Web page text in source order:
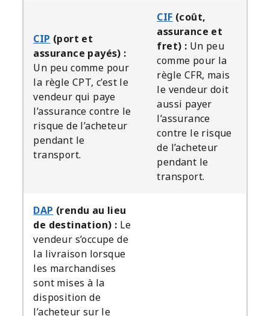
CIP (port et
assurance payés) :
Un peu comme pour
la règle CPT, c’est le
vendeur qui paye
l’assurance contre le
risque de l’acheteur
pendant le
transport.
CIF (coût,
assurance et
fret) : Un peu
comme pour la
règle CFR, mais
le vendeur doit
aussi payer
l’assurance
contre le risque
de l’acheteur
pendant le
transport.
DAP (rendu au lieu
de destination) : Le
vendeur s’occupe de
la livraison lorsque
les marchandises
sont mises à la
disposition de
l’acheteur sur le